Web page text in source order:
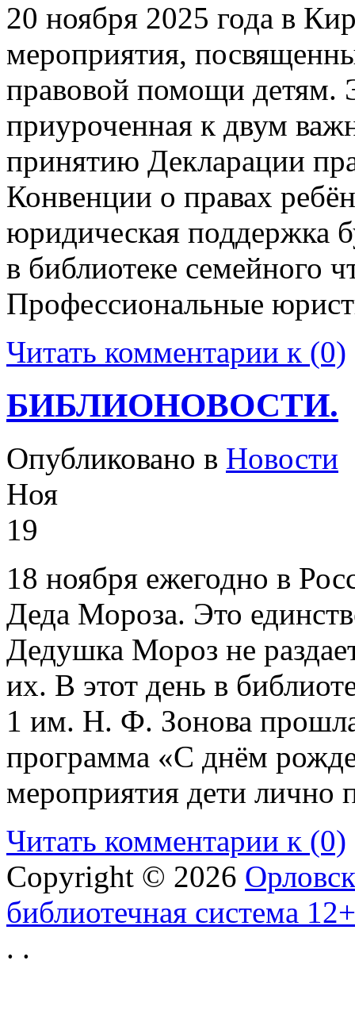
20 ноября 2025 года в
мероприятия,
правовой помощи детям.
приуроченная к двум
принятию Декларации
Конвенции о правах
юридическая поддержка
в библиотеке семейного
Профессиональные
Читать комментарии к (0)
БИБЛИОНОВОСТИ.
Опубликовано в Новости
Ноя
19
18 ноября ежегодно в
Деда Мороза. Это
Дедушка Мороз не
их. В этот день в
1 им. Н. Ф. Зонова прошла
программа «С днём
мероприятия дети
Читать комментарии к (0)
Copyright © 2026
библиотечная система 12+
. .